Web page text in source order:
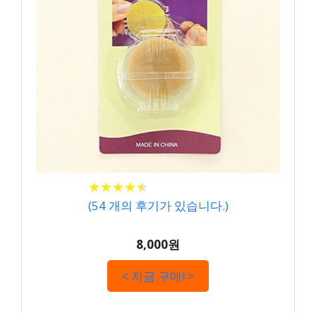
★★★★★
★★★★★
(54개의 후기가 있습니다.)
8,000원
< 지금 구매! >